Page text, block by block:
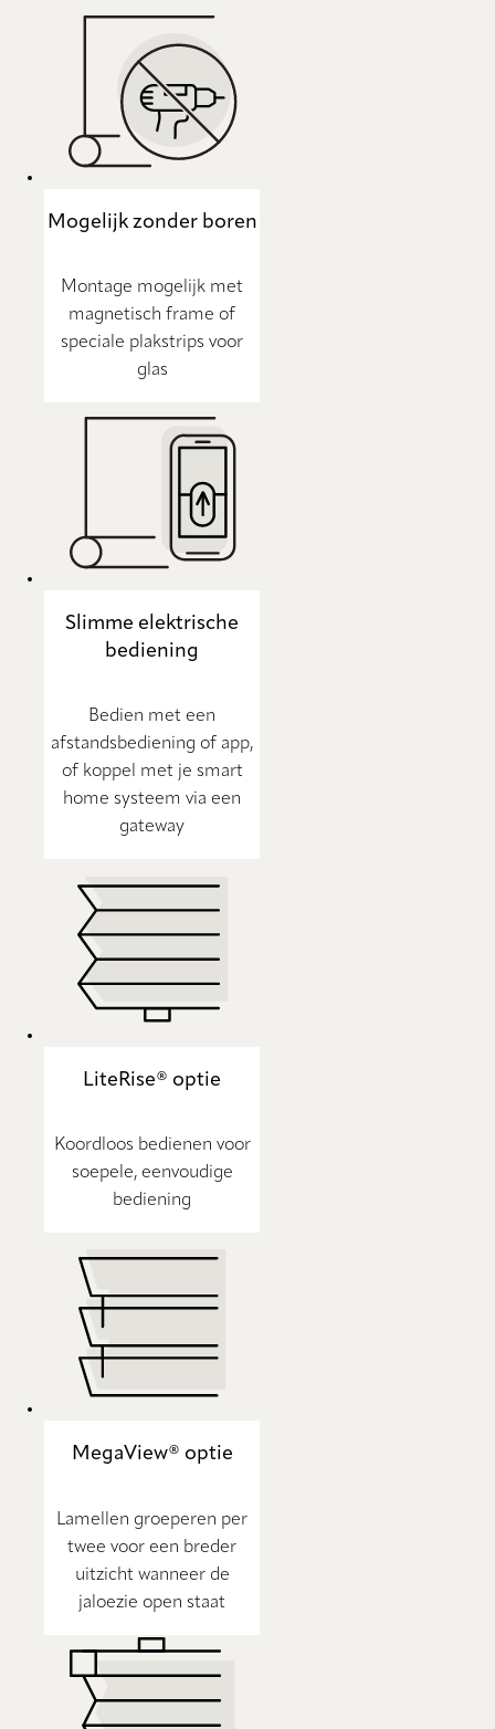
Mogelijk zonder boren
Montage mogelijk met
magnetisch frame of
speciale plakstrips voor
glas
Slimme elektrische
bediening
Bedien met een
afstandsbediening of app,
of koppel met je smart
home systeem via een
gateway
LiteRise® optie
Koordloos bedienen voor
soepele, eenvoudige
bediening
MegaView® optie
Lamellen groeperen per
twee voor een breder
uitzicht wanneer de
jaloezie open staat